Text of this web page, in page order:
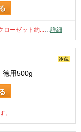
ローゼット約...…詳細
冷蔵
徳用500g
。